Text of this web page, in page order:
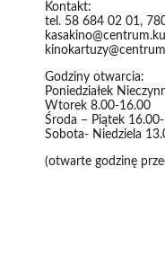
Kontakt:
tel. 58 684 02 01,
Godziny otwarcia:
Poniedziałek
Wtorek 8.00-16.00
Środa – Piątek
Sobota- Niedziela
(otwarte godzinę